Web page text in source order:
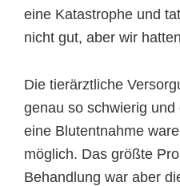
eine Katastrophe und
nicht gut, aber wir
Die tierärztliche
genau so schwierig
eine Blutentnahme
möglich. Das größte
Behandlung war aber